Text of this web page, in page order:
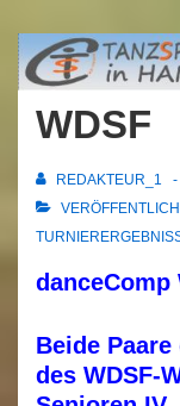
Zum
Inhalt
WDSF
REDAKTEUR_1
danceComp
Beide
des WDSF-